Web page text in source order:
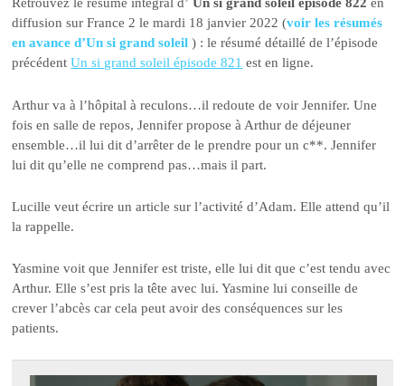
Retrouvez le résumé intégral d’ Un si grand soleil épisode 822 en
diffusion sur France 2 le mardi 18 janvier 2022 (voir les résumés
en avance d’Un si grand soleil ) : le résumé détaillé de l’épisode
précédentUn si grand soleil épisode 821 est en ligne.
Arthur va à l’hôpital à reculons…il redoute de voir Jennifer. Une
fois en salle de repos, Jennifer propose à Arthur de déjeuner
ensemble…il lui dit d’arrêter de le prendre pour un c**. Jennifer
lui dit qu’elle ne comprend pas…mais il part.
Lucille veut écrire un article sur l’activité d’Adam. Elle attend qu’il
la rappelle.
Yasmine voit que Jennifer est triste, elle lui dit que c’est tendu avec
Arthur. Elle s’est pris la tête avec lui. Yasmine lui conseille de
crever l’abcès car cela peut avoir des conséquences sur les
patients.